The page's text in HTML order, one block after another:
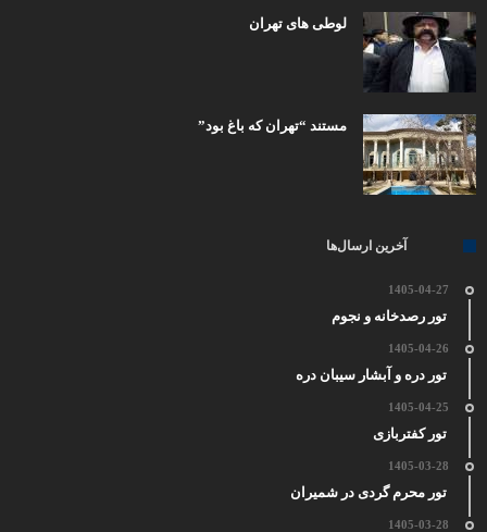
لوطی های تهران
مستند “تهران که باغ بود”
آخرین ارسال‌ها
1405-04-27
تور رصدخانه و نجوم
1405-04-26
تور دره و آبشار سیبان دره
1405-04-25
تور کفتربازی
1405-03-28
تور محرم گردی در شمیران
1405-03-28